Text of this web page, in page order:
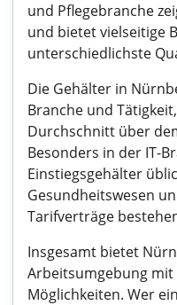
und Pflegebranche
und bietet vielseitige
unterschiedlichste
Die Gehälter in
Branche und
Durchschnitt über
Besonders in der IT-
Einstiegsgehälter
Gesundheitswesen
Tarifverträge
Insgesamt bietet
Arbeitsumgebung
Möglichkeiten. Wer